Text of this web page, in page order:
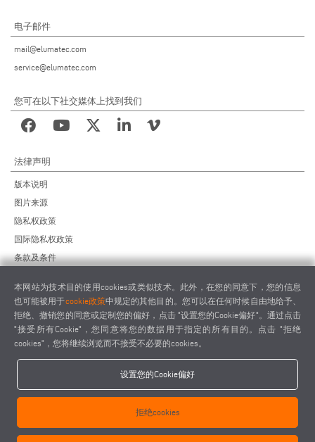
电子邮件
mail@elumatec.com
service@elumatec.com
您可在以下社交媒体上找到我们
法律声明
版本说明
图片来源
隐私权政策
国际隐私权政策
条款及条件
供应商行为准则
elumatec AG - Pinacher Straße 61 - 75417 Mühlacker - Germany - Phone+49 7041-14 0
mail@elumatec.com
elumatec AG infocenter - Lugwaldstraße 20 - 75417 Mühlacker - Germany
本网站为技术目的使用cookies或类似技术。此外，在您的同意下，您的信息
也可能被用于cookie政策中规定的其他目的。您可以在任何时候自由地给予、
拒绝、撤销您的同意或定制您的偏好，点击 "设置您的Cookie偏好"。通过点击
"接受所有Cookie"，您同意将您的数据用于指定的所有目的。点击 "拒绝
cookies"，您将继续浏览而不接受不必要的cookies。
设置您的Cookie偏好
拒绝cookies